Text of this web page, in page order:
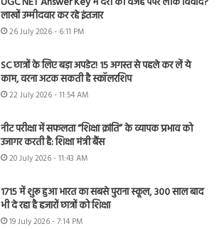
लाखों उम्मीदवार कर रहे इंतजार
26 July 2026 - 6:11 PM
SC छात्रों के लिए बड़ा अपडेट! 15 अगस्त से पहले कर लें ये
काम, वरना अटक सकती है स्कॉलरशिप
22 July 2026 - 11:54 AM
नीट परीक्षा में सफलता “शिक्षा क्रांति” के व्यापक प्रभाव को
उजागर करती है: शिक्षा मंत्री बैंस
20 July 2026 - 11:43 AM
1715 में शुरू हुआ भारत का सबसे पुराना स्कूल, 300 साल बाद
भी दे रहा है हजारों छात्रों को शिक्षा
19 July 2026 - 7:14 PM